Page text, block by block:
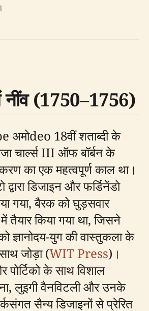
नींव (1750–1756)
अमोdeo 18वीं शताब्दी के
चार्ल्स III ऑफ बॉर्बन के
का एक महत्वपूर्ण काल था।
द्वारा डिजाइन और फर्डिनेंडो
गया, बैरक को घुड़सवार
किया गया था, जिसने
ज्ञानोदय-युग की वास्तुकला के
जोड़ा (WIT Press)।
के साथ विशाल
लुइगी वैनविटली और उनके
सैन्य डिजाइनों से प्रेरित